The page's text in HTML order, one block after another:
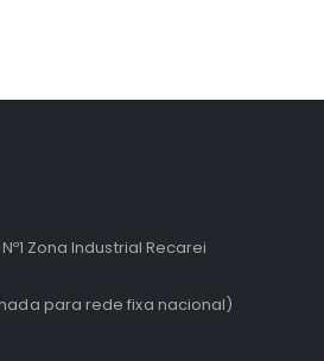
Zona Industrial Recarei
para rede fixa nacional)